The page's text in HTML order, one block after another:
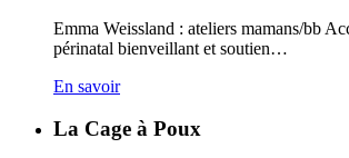
Emma Weissland : ateliers mamans/bb
périnatal bienveillant et soutien…
En savoir
La Cage à Poux